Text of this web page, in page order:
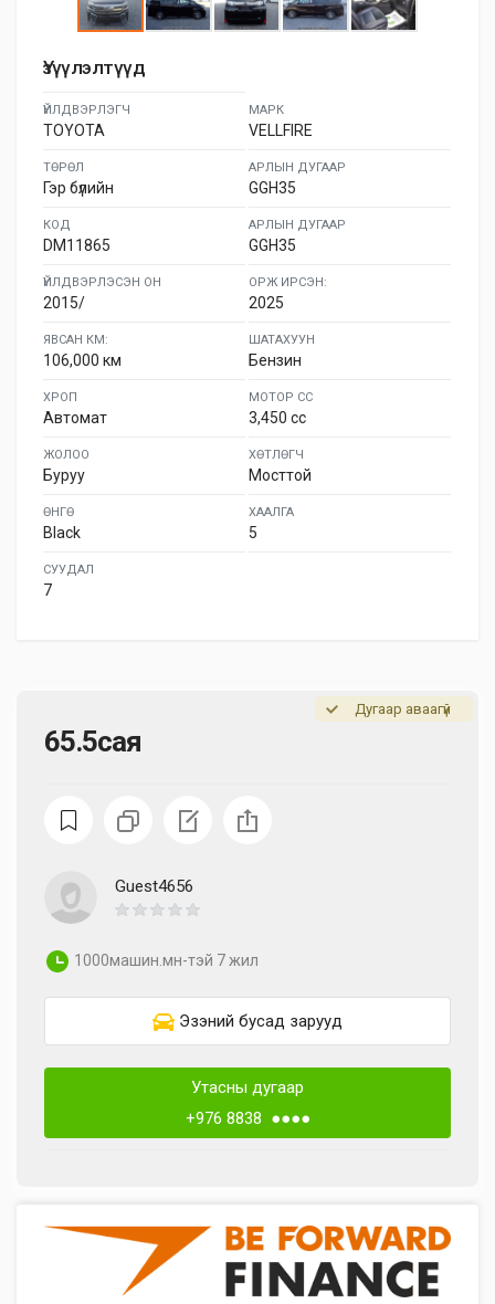
65.5сая
Дугаар аваагүй
Guest4656
1000машин.мн-тэй 7 жил
Эзэний бусад зарууд
Утасны дугаар
+976 8838 ●●●●
Үзүүлэлтүүд
ҮЙЛДВЭРЛЭГЧ
TOYOTA
МАРК
VELLFIRE
ТӨРӨЛ
Гэр бүлийн
АРЛЫН ДУГААР
GGH35
КОД
DM11865
АРЛЫН ДУГААР
GGH35
ҮЙЛДВЭРЛЭСЭН ОН
2015/
ОРЖ ИРСЭН:
2025
ЯВСАН КМ:
106,000 км
ШАТАХУУН
Бензин
ХРОП
Автомат
МОТОР СС
3,450 cc
ЖОЛОО
Буруу
ХӨТЛӨГЧ
Мосттой
ӨНГӨ
Black
ХААЛГА
5
СУУДАЛ
7